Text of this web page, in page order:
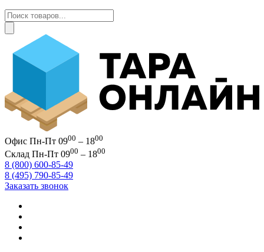
Поиск
товаров
Офис Пн-Пт 0900 – 1800
Склад Пн-Пт 0900 – 1800
8 (800) 600-85-49
8 (495) 790-85-49
Заказать звонок